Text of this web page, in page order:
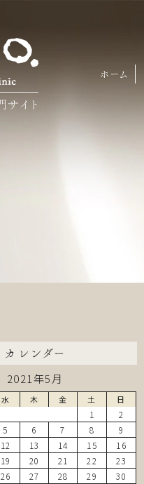
ホーム
カレンダー
2021年5月
水 木 金 土 日
1
2
5 6 7 8
9
12 13 14 15
16
19 20 21 22
23
26 27 28 29
30